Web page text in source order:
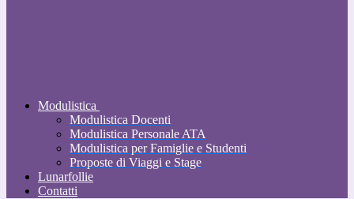
Modulistica
Modulistica Docenti
Modulistica Personale ATA
Modulistica per Famiglie e Studenti
Proposte di Viaggi e Stage
Lunarfollie
Contatti